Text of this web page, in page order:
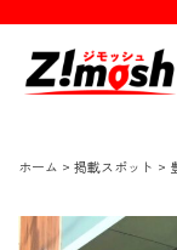
ホーム > 掲載スポット >